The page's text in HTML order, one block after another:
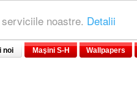
noastre. Detalii
noi Maşini S-H Wallpapers